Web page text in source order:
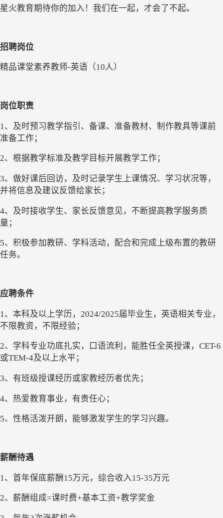
星火教育期待你的加入！我们在一起，才会了不起。
招聘岗位
精品课堂素养教师-英语 （10人）
岗位职责
1、及时预习教学指引、备课、准备教材、制作教具等课前
准备工作；
2、根据教学标准及教学目标开展教学工作；
3、做好课后回访，及时记录学生上课情况、学习状况等，
并将信息及建议反馈给家长；
4、及时接收学生、家长反馈意见，不断提高教学服务质
量；
5、积极参加教研、 学科活动，配合和完成上级布置的教研
任务。
应聘条件
1、本科及以上学历 ， 2024/2025届毕业生 ， 英语相关专业 ，
不限教资，不限经验 ；
2、学科专业功底扎实 ， 口语流利，能胜任全英授课， CET-6
或TEM-4及以上水平；
3、 有班级授课经历或家教经历者优先；
4、热爱教育事业，有责任心 ；
5、性格活泼开朗，能够激发学生的学习兴趣。
薪酬待遇
1、首年保底薪酬15万元，综合收入15-35万元
2、薪酬组成=课时费+基本工资+教学奖金